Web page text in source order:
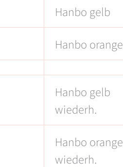
Hanbo gelb
Hanbo orange
Hanbo gelb
wiederh.
Hanbo orange
wiederh.